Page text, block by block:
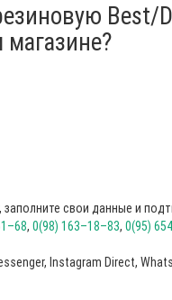
Best/
свои данные и
, 0(98) 163–18–83, 0(95)
Instagram Direct,